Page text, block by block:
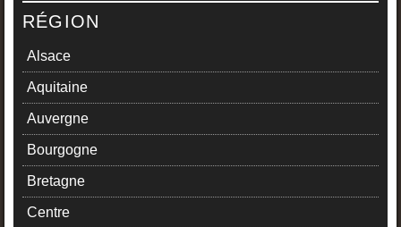
RÉGION
Alsace
Aquitaine
Auvergne
Bourgogne
Bretagne
Centre